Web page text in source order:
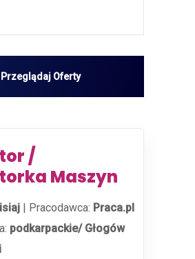
/
Maszyn
| Pracodawca: Praca.pl
podkarpackie/ Głogów